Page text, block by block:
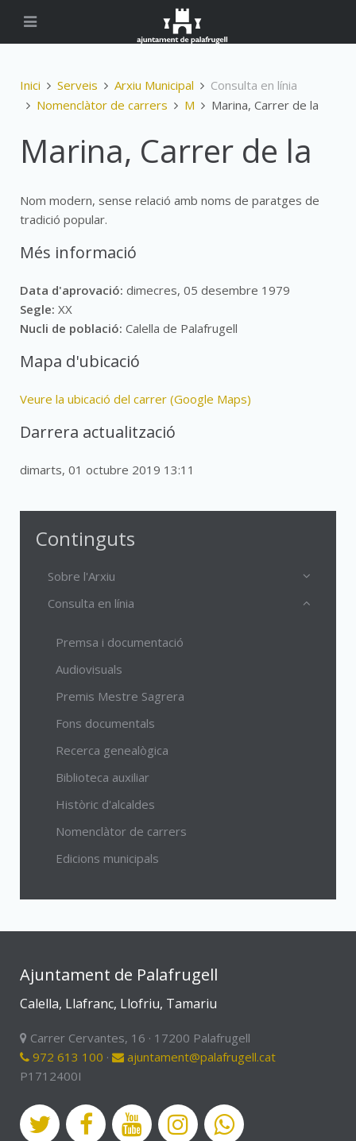
Inici Serveis Arxiu Municipal
Consulta en línia
Nomenclàtor de carrers
M Marina, Carrer de la
Marina, Carrer de la
Nom modern, sense relació amb noms de paratges de
tradició popular.
Més informació
Data d'aprovació: dimecres, 05 desembre 1979
Segle: XX
Nucli de població: Calella de Palafrugell
Mapa d'ubicació
Veure la ubicació del carrer (Google Maps)
Darrera actualització
dimarts, 01 octubre 2019 13:11
Continguts
Sobre l'Arxiu
Consulta en línia
Premsa i documentació
Audiovisuals
Premis Mestre Sagrera
Fons documentals
Recerca genealògica
Biblioteca auxiliar
Històric d'alcaldes
Nomenclàtor de carrers
Edicions municipals
Ajuntament de Palafrugell
Calella, Llafranc, Llofriu, Tamariu
Carrer Cervantes, 16 · 17200 Palafrugell
972 613 100 ·
ajuntament@palafrugell.cat
P1712400I